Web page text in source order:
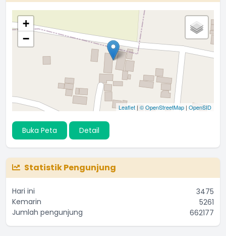
+
−
Leaflet | © OpenStreetMap | OpenSID
Buka Peta Detail
Statistik Pengunjung
Hari ini
3475
Kemarin
5261
Jumlah pengunjung
662177